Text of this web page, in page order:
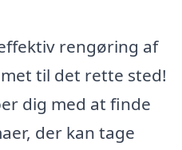
rengøring af
til det rette sted!
dig med at finde
der kan tage